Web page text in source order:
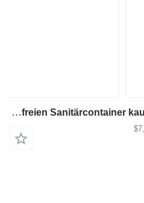
Module-T Barrierefreien Sanitärcontainer kaufen – 300 × 240 cm, 7,2 m² |